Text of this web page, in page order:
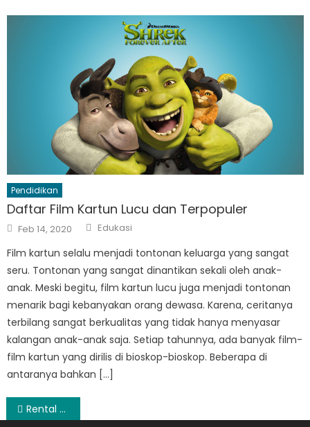
Pendidikan
Daftar Film Kartun Lucu dan Terpopuler
Posted
on
Feb 14, 2020 Author
Edukasi
Film kartun selalu menjadi tontonan keluarga yang sangat
seru. Tontonan yang sangat dinantikan sekali oleh anak-
anak. Meski begitu, film kartun lucu juga menjadi tontonan
menarik bagi kebanyakan orang dewasa. Karena, ceritanya
terbilang sangat berkualitas yang tidak hanya menyasar
kalangan anak-anak saja. Setiap tahunnya, ada banyak film-
film kartun yang dirilis di bioskop-bioskop. Beberapa di
antaranya bahkan […]
Post
Rental Tower Crane Murah Dan Berkualitas